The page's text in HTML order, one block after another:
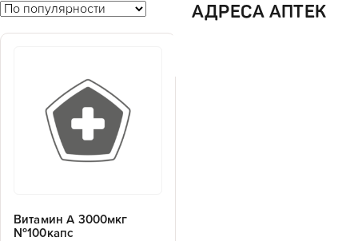
АДРЕСА АПТЕК
Витамин А 3000мкг
№100капс